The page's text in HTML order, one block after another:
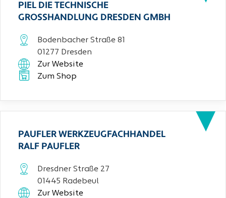
PIEL DIE TECHNISCHE
GROSSHANDLUNG DRESDEN GMBH
Bodenbacher Straße 81
01277 Dresden
Zur Website
Zum Shop
PAUFLER WERKZEUGFACHHANDEL
RALF PAUFLER
Dresdner Straße 27
01445 Radebeul
Zur Website